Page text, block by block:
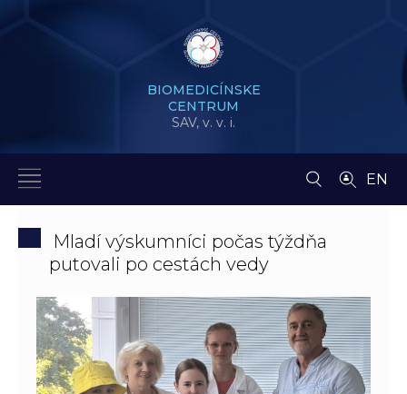
BIOMEDICÍNSKE
CENTRUM
SAV, v. v. i.
EN
Mladí výskumníci počas týždňa
putovali po cestách vedy